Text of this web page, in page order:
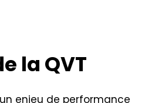
la QVT
enjeu de performance